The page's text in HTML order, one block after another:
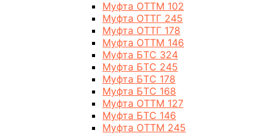
Муфта ОТТМ 102
Муфта ОТТГ 245
Муфта ОТТГ 178
Муфта ОТТМ 146
Муфта БТС 324
Муфта БТС 245
Муфта БТС 178
Муфта БТС 168
Муфта ОТТМ 127
Муфта БТС 146
Муфта ОТТМ 245